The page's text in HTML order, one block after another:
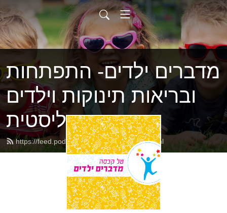
מדברים ילדים- התפתחות
ובריאות תינוקות וילדים
בראייה הוליסטית
https://feed.podbean.com/talkabessa/feed.xml